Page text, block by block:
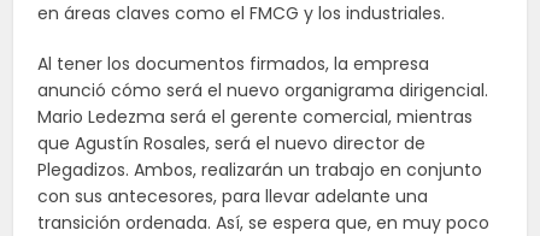
en áreas claves como el FMCG y los industriales.
Al tener los documentos firmados, la empresa
anunció cómo será el nuevo organigrama dirigencial.
Mario Ledezma será el gerente comercial, mientras
que Agustín Rosales, será el nuevo director de
Plegadizos. Ambos, realizarán un trabajo en conjunto
con sus antecesores, para llevar adelante una
transición ordenada. Así, se espera que, en muy poco